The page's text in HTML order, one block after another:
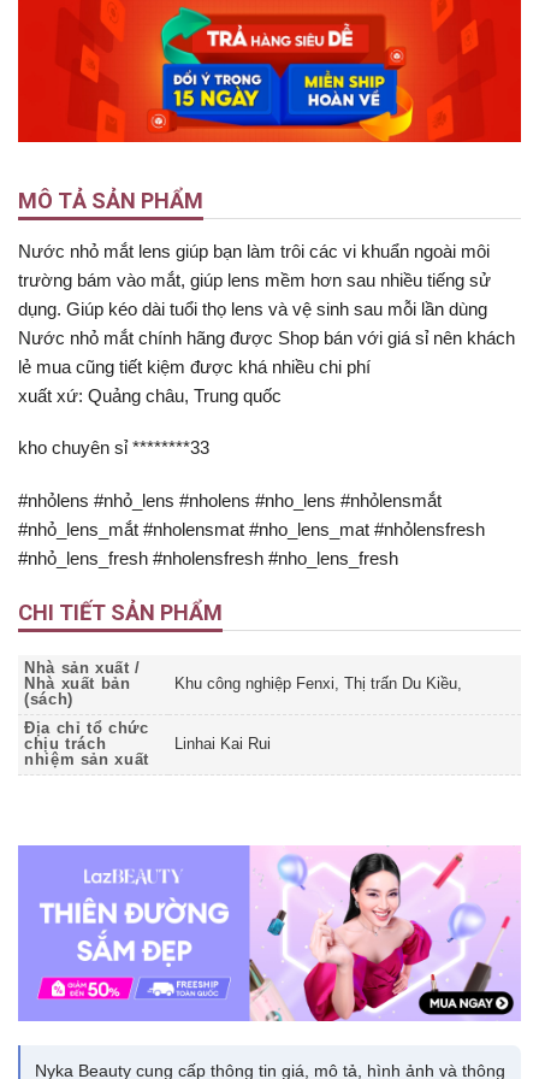
MÔ TẢ SẢN PHẨM
Nước nhỏ mắt lens giúp bạn làm trôi các vi khuẩn ngoài môi
trường bám vào mắt, giúp lens mềm hơn sau nhiều tiếng sử
dụng. Giúp kéo dài tuổi thọ lens và vệ sinh sau mỗi lần dùng
Nước nhỏ mắt chính hãng được Shop bán với giá sỉ nên khách
lẻ mua cũng tiết kiệm được khá nhiều chi phí
xuất xứ: Quảng châu, Trung quốc
kho chuyên sỉ ********33
#nhỏlens #nhỏ_lens #nholens #nho_lens #nhỏlensmắt
#nhỏ_lens_mắt #nholensmat #nho_lens_mat #nhỏlensfresh
#nhỏ_lens_fresh #nholensfresh #nho_lens_fresh
CHI TIẾT SẢN PHẨM
Nhà sản xuất /
Nhà xuất bản
(sách)
Khu công nghiệp Fenxi, Thị trấn Du Kiều,
Địa chỉ tổ chức
chịu trách
nhiệm sản xuất
Linhai Kai Rui
Nyka Beauty cung cấp thông tin giá, mô tả, hình ảnh và thông